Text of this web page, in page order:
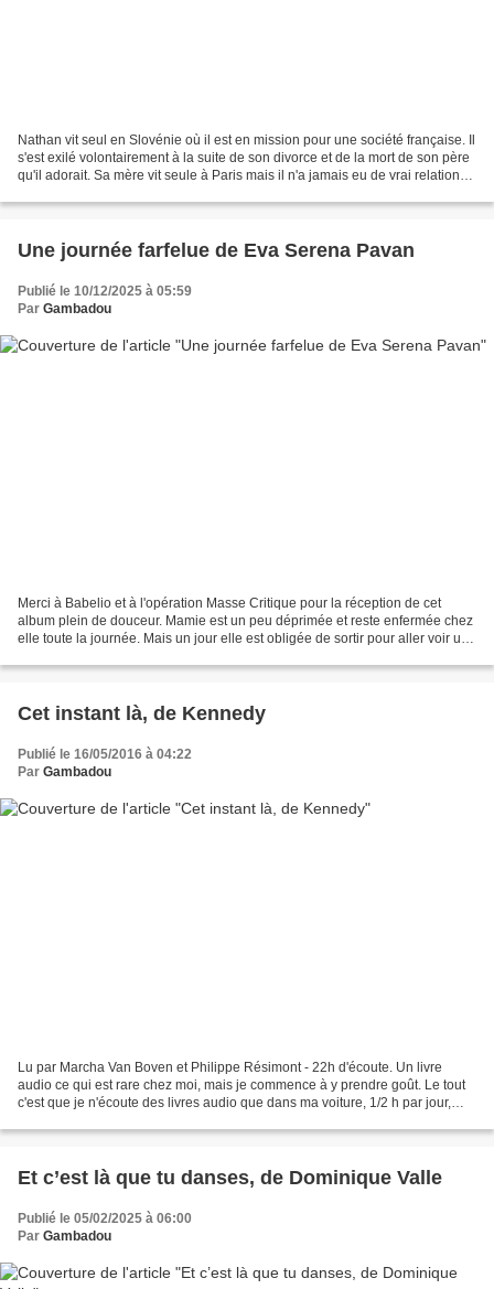
Nathan vit seul en Slovénie où il est en mission pour une société française. Il
s'est exilé volontairement à la suite de son divorce et de la mort de son père
qu'il adorait. Sa mère vit seule à Paris mais il n'a jamais eu de vrai relation
Une journée farfelue de Eva Serena Pavan
Publié le 10/12/2025 à 05:59
Par Gambadou
Merci à Babelio et à l'opération Masse Critique pour la réception de cet
album plein de douceur. Mamie est un peu déprimée et reste enfermée chez
elle toute la journée. Mais un jour elle est obligée de sortir pour aller voir un
Cet instant là, de Kennedy
Publié le 16/05/2016 à 04:22
Par Gambadou
Lu par Marcha Van Boven et Philippe Résimont - 22h d'écoute. Un livre
audio ce qui est rare chez moi, mais je commence à y prendre goût. Le tout
c'est que je n'écoute des livres audio que dans ma voiture, 1/2 h par jour,
Et c’est là que tu danses, de Dominique Valle
Publié le 05/02/2025 à 06:00
Par Gambadou